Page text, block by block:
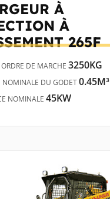
À
À
265F
DE MARCHE3250KG
NOMINALE DU GODET0.45M³
NOMINALE45KW